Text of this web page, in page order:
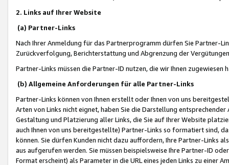
2. Links auf Ihrer Website
(a) Partner-Links
Nach Ihrer Anmeldung für das Partnerprogramm dürfen Sie Partner-
Zurückverfolgung, Berichterstattung und Abgrenzung der
Partner-Links müssen die Partner-ID nutzen, die wir Ihnen zugewiesen
(b) Allgemeine Anforderungen für alle Partner-Links
Partner-Links können von Ihnen erstellt oder Ihnen von uns
Arten von Links nicht eignet, haben Sie die Darstellung
Gestaltung und Platzierung aller Links, die Sie auf Ihrer Website
auch Ihnen von uns bereitgestellte) Partner-Links so formatiert sind,
können. Sie dürfen Kunden nicht dazu auffordern, Ihre Partner-Links
aus aufgerufen werden. Sie müssen beispielsweise Ihre Partner-ID
Format erscheint) als Parameter in die URL eines jeden Links zu einer